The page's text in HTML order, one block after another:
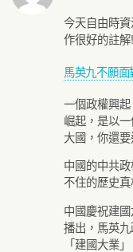
今天自由時
作很好的註解
馬英九不願面
一個政權興
崛起，是以
大國，你還
中國的中共
不住的歷史
中國慶祝建
播出，馬英
「建國大業